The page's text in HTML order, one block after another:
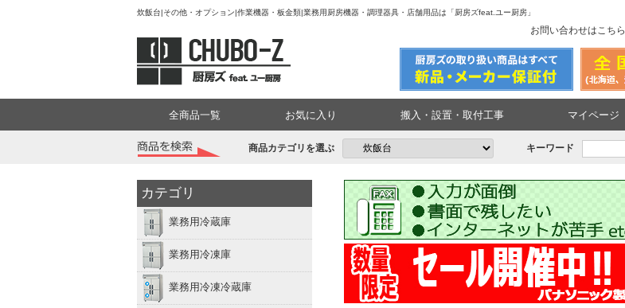
炊飯台|その他・オプション|作業機器・板金類|業務用厨房機器・調理器具・店舗用品は「厨房ズfeat.ユー厨房」
お問い合わせはこちら
全商品一覧 お気に入り 搬入・設置・取付工事 マイページ
商品カテゴリを選ぶ キーワード
カテゴリ
業務用冷蔵庫
業務用冷凍庫
業務用冷凍冷蔵庫